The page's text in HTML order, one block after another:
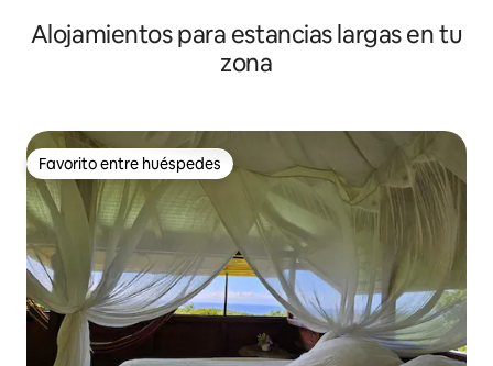
Alojamientos para estancias largas en tu
zona
Favorito entre huéspedes
Favorito entre huéspedes